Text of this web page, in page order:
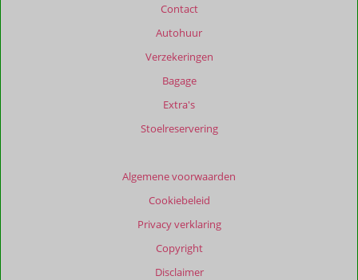
Contact
Autohuur
Verzekeringen
Bagage
Extra's
Stoelreservering
Algemene voorwaarden
Cookiebeleid
Privacy verklaring
Copyright
Disclaimer